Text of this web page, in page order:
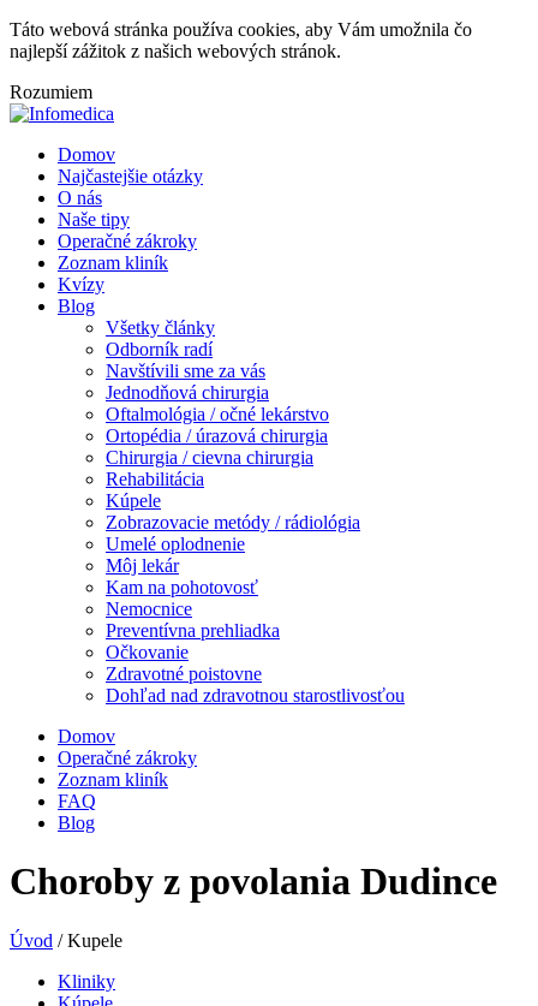
Táto webová stránka používa cookies, aby Vám umožnila čo
najlepší zážitok z našich webových stránok.
Rozumiem
Domov
Najčastejšie otázky
O nás
Naše tipy
Operačné zákroky
Zoznam kliník
Kvízy
Blog
Všetky články
Odborník radí
Navštívili sme za vás
Jednodňová chirurgia
Oftalmológia / očné lekárstvo
Ortopédia / úrazová chirurgia
Chirurgia / cievna chirurgia
Rehabilitácia
Kúpele
Zobrazovacie metódy / rádiológia
Umelé oplodnenie
Môj lekár
Kam na pohotovosť
Nemocnice
Preventívna prehliadka
Očkovanie
Zdravotné poistovne
Dohľad nad zdravotnou starostlivosťou
Domov
Operačné zákroky
Zoznam kliník
FAQ
Blog
Choroby z povolania Dudince
Úvod /Kupele
Kliniky